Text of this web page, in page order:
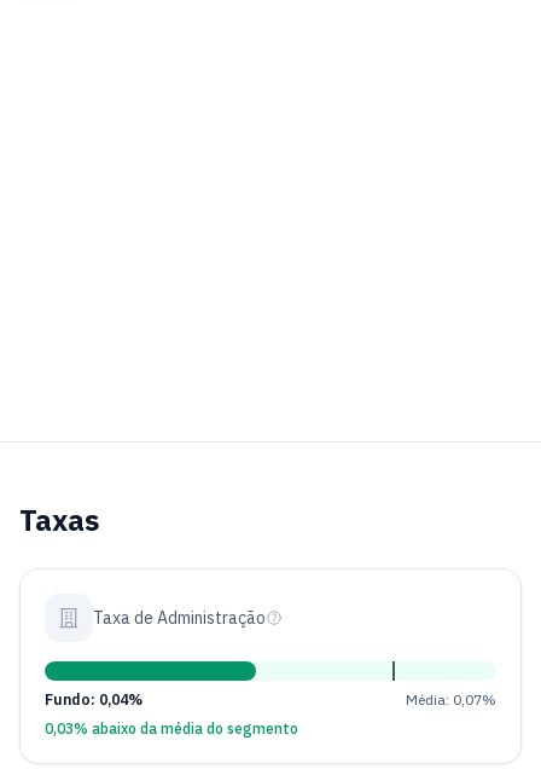
Taxas
Taxa de Administração
Fundo: 0,04%
Média: 0,07%
0,03% abaixo da média do segmento